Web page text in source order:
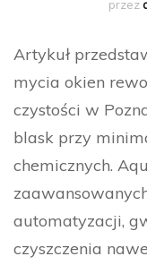
przez
Artykuł
mycia okien
czystości w
blask przy
chemicznych.
automatyzacji,
czyszczenia